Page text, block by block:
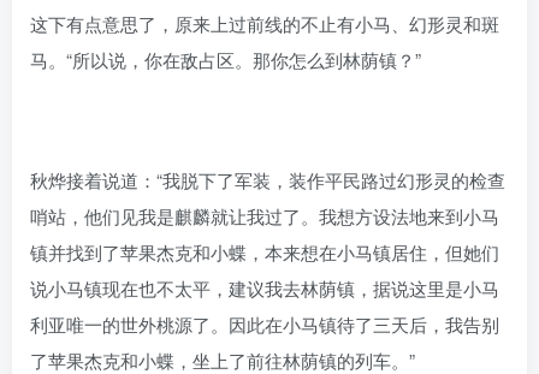
这下有点意思了，原来上过前线的不止有小马、幻形灵和斑
马。“所以说，你在敌占区。那你怎么到林荫镇？”
秋烨接着说道：“我脱下了军装，装作平民路过幻形灵的检查
哨站，他们见我是麒麟就让我过了。我想方设法地来到小马
镇并找到了苹果杰克和小蝶，本来想在小马镇居住，但她们
说小马镇现在也不太平，建议我去林荫镇，据说这里是小马
利亚唯一的世外桃源了。因此在小马镇待了三天后，我告别
了苹果杰克和小蝶，坐上了前往林荫镇的列车。”